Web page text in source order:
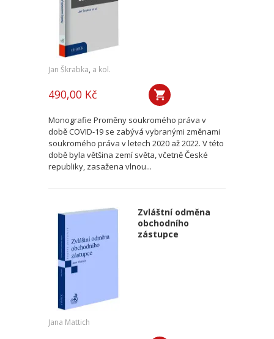
Jan Škrabka, a kol.
490,00 Kč
Monografie Proměny soukromého práva v
době COVID-19 se zabývá vybranými změnami
soukromého práva v letech 2020 až 2022. V této
době byla většina zemí světa, včetně České
republiky, zasažena vlnou...
Zvláštní odměna
obchodního
zástupce
Jana Mattich